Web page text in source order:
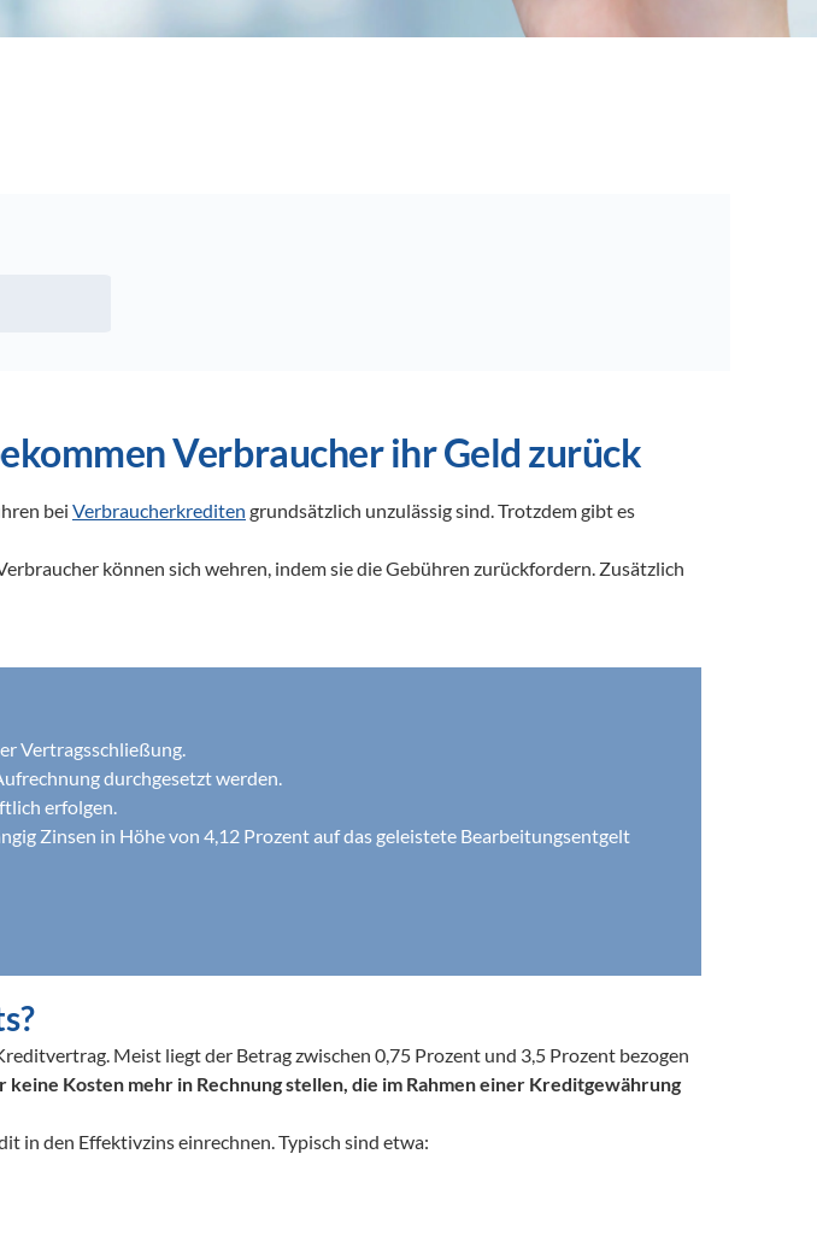
Verbraucher ihr Geld zurück
bei Verbraucherkrediten grundsätzlich unzulässig sind. Trotzdem gibt es
können sich wehren, indem sie die Gebühren zurückfordern. Zusätzlich
Vertragsschließung.
durchgesetzt werden.
erfolgen.
Zinsen in Höhe von 4,12 Prozent auf das geleistete Bearbeitungsentgelt
Meist liegt der Betrag zwischen 0,75 Prozent und 3,5 Prozent bezogen
Kosten mehr in Rechnung stellen, die im Rahmen einer Kreditgewährung
in den Effektivzins einrechnen. Typisch sind etwa: